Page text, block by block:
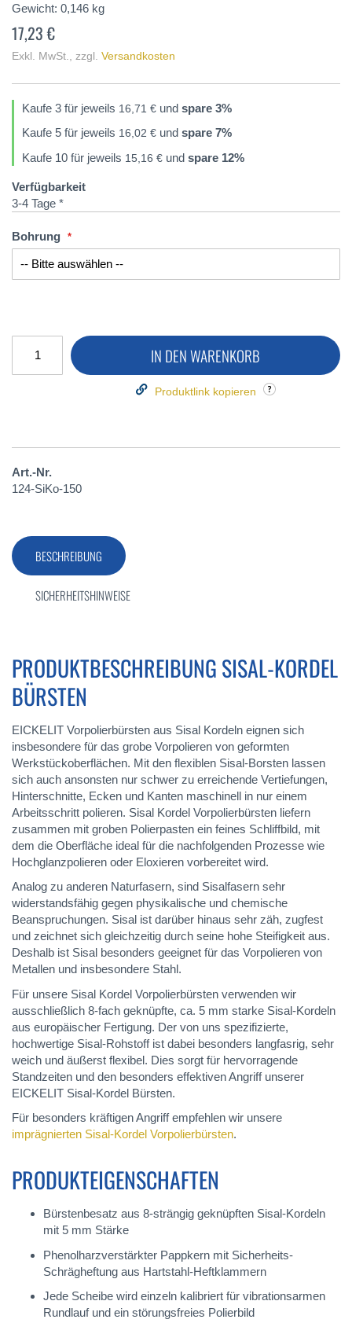
Gewicht: 0,146 kg
17,23 €
Exkl. MwSt. zzgl. Versandkosten
Kaufe 3 für jeweils 16,71 € und spare 3%
Kaufe 5 für jeweils 16,02 € und spare 7%
Kaufe 10 für jeweils 15,16 € und spare 12%
Verfügbarkeit
3-4 Tage *
Bohrung
IN DEN WARENKORB
Produktlink kopieren
Art.-Nr.
124-SiKo-150
BESCHREIBUNG
PRODUKTBESCHREIBUNG SISAL-KORDEL
BÜRSTEN
EICKELIT Vorpolierbürsten aus Sisal Kordeln eignen sich
insbesondere für das grobe Vorpolieren von geformten
Werkstückoberflächen. Mit den flexiblen Sisal-Borsten lassen
sich auch ansonsten nur schwer zu erreichende Vertiefungen,
Hinterschnitte, Ecken und Kanten maschinell in nur einem
Arbeitsschritt polieren. Sisal Kordel Vorpolierbürsten liefern
zusammen mit groben Polierpasten ein feines Schliffbild, mit
dem die Oberfläche ideal für die nachfolgenden Prozesse wie
Hochglanzpolieren oder Eloxieren vorbereitet wird.
Analog zu anderen Naturfasern, sind Sisalfasern sehr
widerstandsfähig gegen physikalische und chemische
Beanspruchungen. Sisal ist darüber hinaus sehr zäh, zugfest
und zeichnet sich gleichzeitig durch seine hohe Steifigkeit aus.
Deshalb ist Sisal besonders geeignet für das Vorpolieren von
Metallen und insbesondere Stahl.
Für unsere Sisal Kordel Vorpolierbürsten verwenden wir
ausschließlich 8-fach geknüpfte, ca. 5 mm starke Sisal-Kordeln
aus europäischer Fertigung. Der von uns spezifizierte,
hochwertige Sisal-Rohstoff ist dabei besonders langfasrig, sehr
weich und äußerst flexibel. Dies sorgt für hervorragende
Standzeiten und den besonders effektiven Angriff unserer
EICKELIT Sisal-Kordel Bürsten.
Für besonders kräftigen Angriff empfehlen wir unsere
imprägnierten Sisal-Kordel Vorpolierbürsten.
PRODUKTEIGENSCHAFTEN
Bürstenbesatz aus 8-strängig geknüpften Sisal-Kordeln
mit 5 mm Stärke
Phenolharzverstärkter Pappkern mit Sicherheits-
Schrägheftung aus Hartstahl-Heftklammern
Jede Scheibe wird einzeln kalibriert für vibrationsarmen
Rundlauf und ein störungsfreies Polierbild
SICHERHEITSHINWEISE